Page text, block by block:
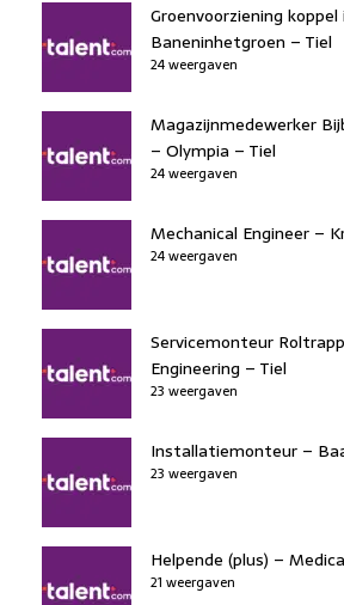
Groenvoorziening koppel
Baneninhetgroen – Tiel
24 weergaven
Magazijnmedewerker
– Olympia – Tiel
24 weergaven
Mechanical Engineer –
24 weergaven
Servicemonteur
Engineering – Tiel
23 weergaven
Installatiemonteur –
23 weergaven
Helpende (plus) –
21 weergaven